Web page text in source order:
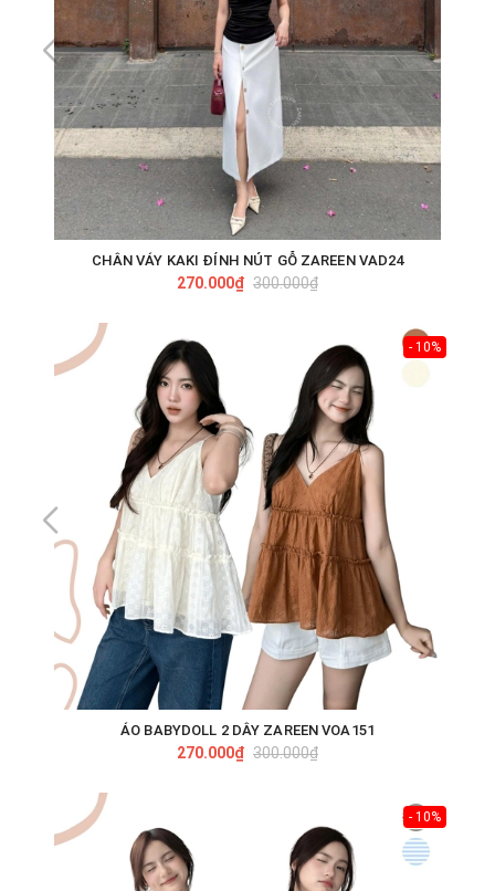
CHÂN VÁY KAKI ĐÍNH NÚT GỖ ZAREEN VAD24
270.000₫ 300.000₫
- 10%
ÁO BABYDOLL 2 DÂY ZAREEN VOA151
270.000₫ 300.000₫
- 10%